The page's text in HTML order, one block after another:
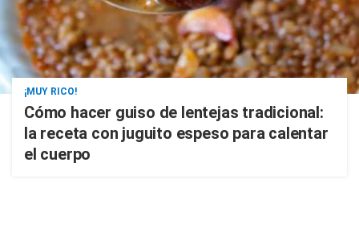
¡MUY RICO!
Cómo hacer guiso de lentejas tradicional:
la receta con juguito espeso para calentar
el cuerpo